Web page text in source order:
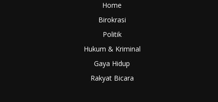
Home
Birokrasi
Politik
Hukum & Kriminal
Gaya Hidup
Rakyat Bicara